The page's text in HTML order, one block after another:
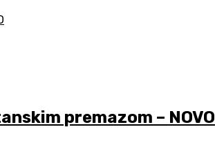
premazom – NOVO